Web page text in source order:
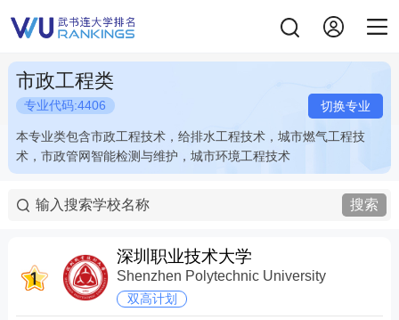
市政工程类
专业代码:4406 切换专业
本专业类包含市政工程技术，给排水工程技术，城市燃气工程技
术，市政管网智能检测与维护，城市环境工程技术
本专业类包含市政工程技术，给排水工程技术，城市燃气工程技
术，市政管网智能检测与维护，城市环境工程技术
搜索
深圳职业技术大学
Shenzhen Polytechnic University
双高计划